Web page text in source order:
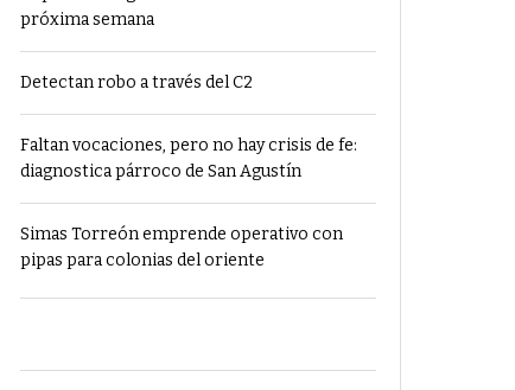
próxima semana
Detectan robo a través del C2
Faltan vocaciones, pero no hay crisis de fe:
diagnostica párroco de San Agustín
Simas Torreón emprende operativo con
pipas para colonias del oriente